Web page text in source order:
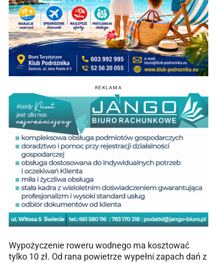
REKLAMA
Wypożyczenie roweru wodnego ma kosztować
tylko 10 zł. Od rana powietrze wypełni zapach dań z